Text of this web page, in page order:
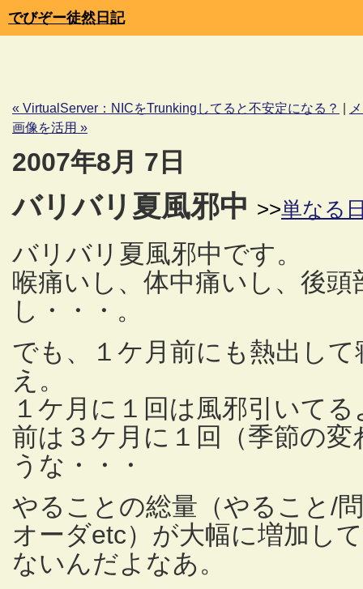
でびぞー徒然日記
« VirtualServer：NICをTrunkingしてると不安定になる？
画像を活用 »
2007年8月 7日
バリバリ夏風邪中 >>単なる
バリバリ夏風邪中です。
喉痛いし、体中痛いし、後
し・・・。
でも、１ケ月前にも熱出し
え。
１ケ月に１回は風邪引いて
前は３ケ月に１回（季節の
うな・・・
やることの総量（やること/
オーダetc）が大幅に増加し
ないんだよなあ。